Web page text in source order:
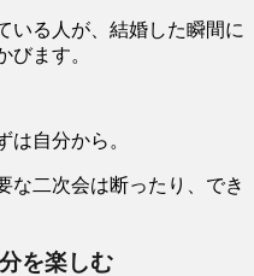
いる人が、結婚した瞬間に
びます。
は自分から。
な二次会は断ったり、でき
を楽しむ